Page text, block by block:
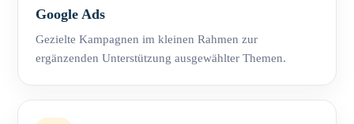
Google Ads
Gezielte Kampagnen im kleinen Rahmen zur
ergänzenden Unterstützung ausgewählter Themen.